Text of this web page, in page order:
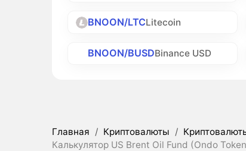
BNOON/LTCLitecoin
BNOON/BUSDBinance USD
Главная / Криптовалюты /
Калькулятор US Brent Oil Fund (Ondo